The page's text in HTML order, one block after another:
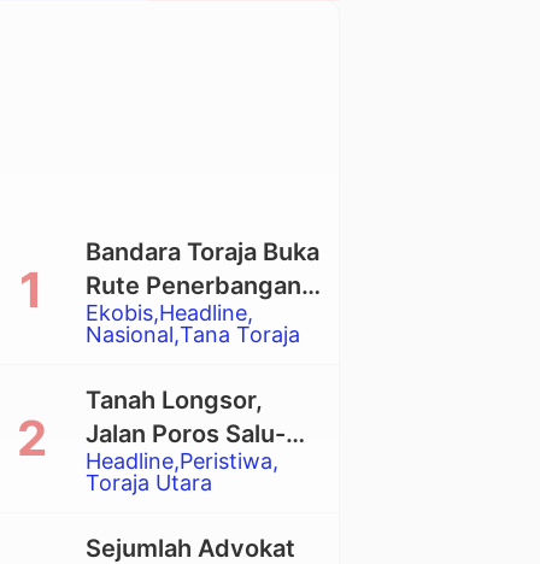
Ekobis Headline
Nasional Tana Toraja
Bandara Toraja Buka
Rute Penerbangan
Langsung Toraja-
Balikpapan
Headline Peristiwa
Toraja Utara
Tanah Longsor,
Jalan Poros Salu-
Dende’ Tertutup
Total
Sejumlah Advokat